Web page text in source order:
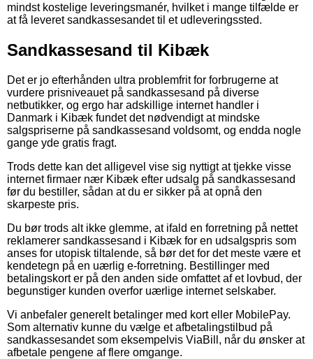
mindst kostelige leveringsmanér, hvilket i mange tilfælde er
at få leveret sandkassesandet til et udleveringssted.
Sandkassesand til Kibæk
Det er jo efterhånden ultra problemfrit for forbrugerne at
vurdere prisniveauet på sandkassesand på diverse
netbutikker, og ergo har adskillige internet handler i
Danmark i Kibæk fundet det nødvendigt at mindske
salgspriserne på sandkassesand voldsomt, og endda nogle
gange yde gratis fragt.
Trods dette kan det alligevel vise sig nyttigt at tjekke visse
internet firmaer nær Kibæk efter udsalg på sandkassesand
før du bestiller, sådan at du er sikker på at opnå den
skarpeste pris.
Du bør trods alt ikke glemme, at ifald en forretning på nettet
reklamerer sandkassesand i Kibæk for en udsalgspris som
anses for utopisk tiltalende, så bør det for det meste være et
kendetegn på en uærlig e-forretning. Bestillinger med
betalingskort er på den anden side omfattet af et lovbud, der
begunstiger kunden overfor uærlige internet selskaber.
Vi anbefaler generelt betalinger med kort eller MobilePay.
Som alternativ kunne du vælge et afbetalingstilbud på
sandkassesandet som eksempelvis ViaBill, når du ønsker at
afbetale pengene af flere omgange.